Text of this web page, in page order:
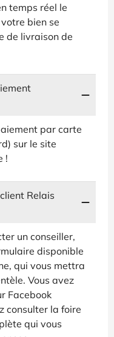
temps réel le
bien se
de livraison de
par carte
sur le site
!
Relais
un conseiller,
disponible
qui vous mettra
Vous avez
Facebook
consulter la foire
qui vous